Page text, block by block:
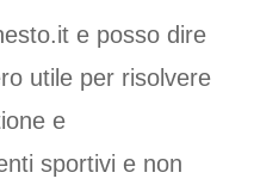
e posso dire
utile per risolvere
e
sportivi e non